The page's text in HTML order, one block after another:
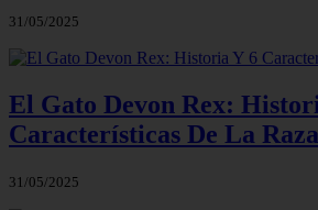
31/05/2025
El Gato Devon Rex:
Características De La Raza
31/05/2025